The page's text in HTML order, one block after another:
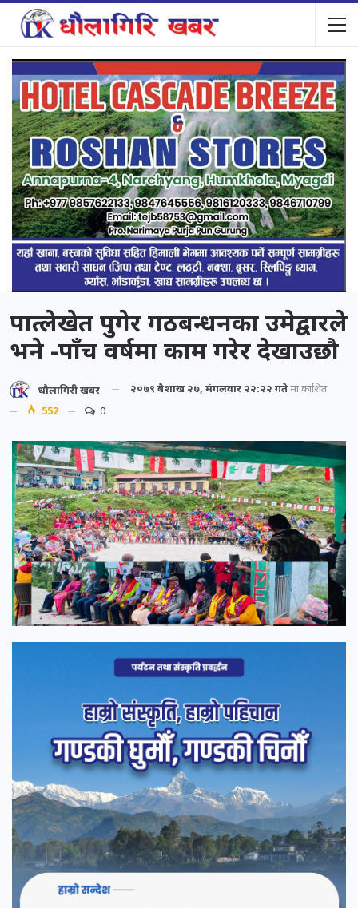
पात्लेखेत पुगेर गठबन्धनका उमेद्वारले
भने -पाँच वर्षमा काम गरेर देखाउछौ
धौलागिरी खबर २०७९ बैशाख २७, मंगलवार २२:२२ गतेमा प्रकाशित
552
0